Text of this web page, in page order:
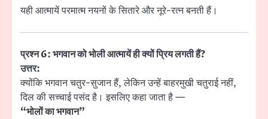
यही आत्मायें परमात्म नयनों के सितारे और नूरे-रत्न बनती हैं।
प्रश्न 6: भगवान को भोली आत्मायें ही क्यों प्रिय लगती हैं?
उत्तर:
क्योंकि भगवान चतुर-सुजान हैं, लेकिन उन्हें बाहरमुखी चतुराई नहीं,
दिल की सच्चाई पसंद है। इसलिए कहा जाता है —
“भोलों का भगवान”